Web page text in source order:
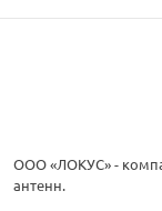
ООО «ЛОКУС» -
антенн.